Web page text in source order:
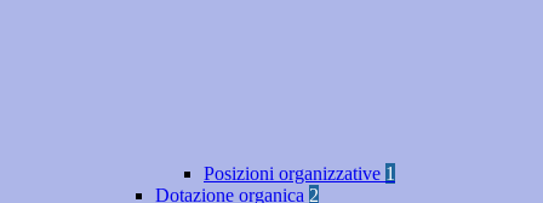
Posizioni organizzative 1
Dotazione organica 2